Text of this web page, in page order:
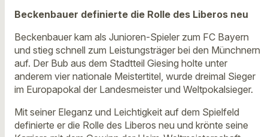
Beckenbauer definierte die Rolle des Liberos neu
Beckenbauer kam als Junioren-Spieler zum FC Bayern
und stieg schnell zum Leistungsträger bei den Münchnern
auf. Der Bub aus dem Stadtteil Giesing holte unter
anderem vier nationale Meistertitel, wurde dreimal Sieger
im Europapokal der Landesmeister und Weltpokalsieger.
Mit seiner Eleganz und Leichtigkeit auf dem Spielfeld
definierte er die Rolle des Liberos neu und krönte seine